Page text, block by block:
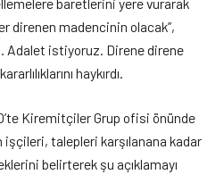
direnen madencinin olacak”,
Adalet istiyoruz. Direne direne
haykırdı.
Kiremitçiler Grup ofisi önünde
işçileri, talepleri karşılanana kadar
belirterek şu açıklamayı